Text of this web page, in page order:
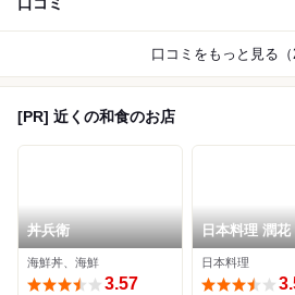
口コミ
口コミをもっと見る（
[PR] 近くの和食のお店
丼兵衛
海鮮丼、海鮮
3.57
日本料理 潤花
日本料理